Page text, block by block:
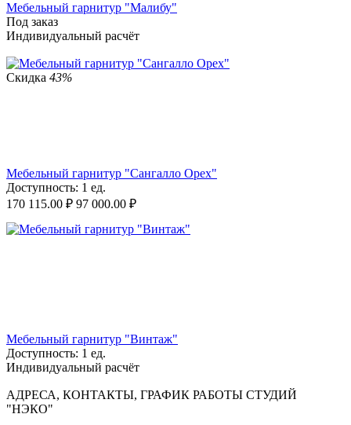
Мебельный гарнитур "Малибу"
Под заказ
Индивидуальный расчёт
Скидка 43%
Мебельный гарнитур "Сангалло Орех"
Доступность: 1 ед.
170 115.00 ₽ 97 000.00 ₽
Мебельный гарнитур "Винтаж"
Доступность: 1 ед.
Индивидуальный расчёт
АДРЕСА, КОНТАКТЫ, ГРАФИК РАБОТЫ СТУДИЙ
"НЭКО"